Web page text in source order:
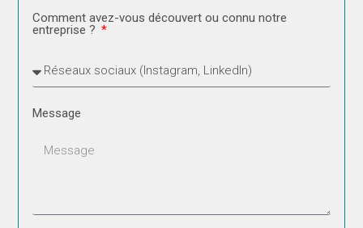
Comment avez-vous découvert ou connu notre
entreprise ?
Message